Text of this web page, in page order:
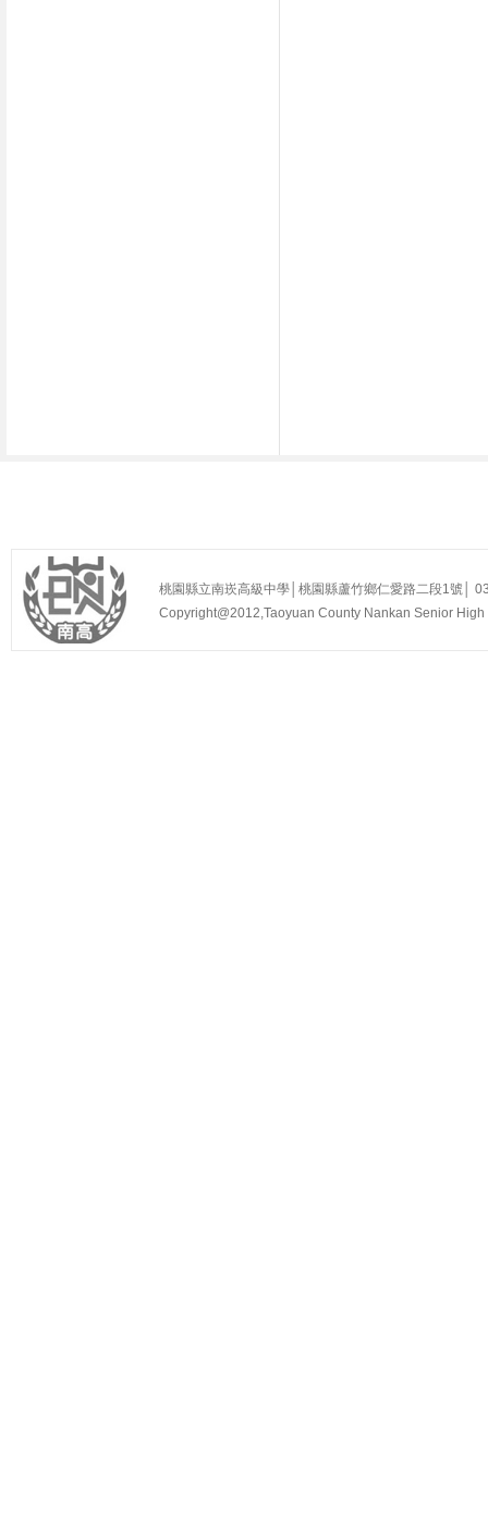
桃園縣立南崁高級中學│桃園縣蘆竹鄉仁愛路二段1號│
Copyright@2012,Taoyuan County Nankan Senior